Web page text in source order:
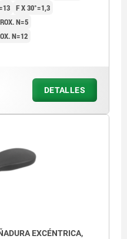
F X 30°=1,3
N=5
N=12
DETALLES
EXCÉNTRICA,